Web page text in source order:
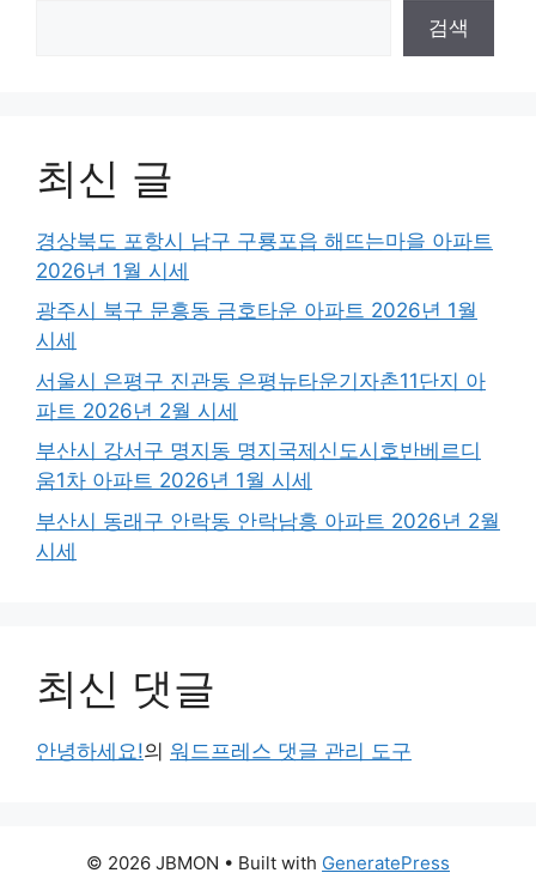
검색
최신 글
경상북도 포항시 남구 구룡포읍 해뜨는마을 아파트
2026년 1월 시세
광주시 북구 문흥동 금호타운 아파트 2026년 1월
시세
서울시 은평구 진관동 은평뉴타운기자촌11단지 아
파트 2026년 2월 시세
부산시 강서구 명지동 명지국제신도시호반베르디
움1차 아파트 2026년 1월 시세
부산시 동래구 안락동 안락남흥 아파트 2026년 2월
시세
최신 댓글
안녕하세요!의 워드프레스 댓글 관리 도구
© 2026 JBMON • Built with GeneratePress